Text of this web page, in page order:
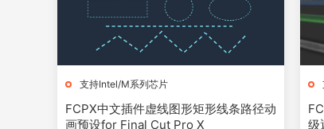
支持Intel/M系列芯片
FCPX中文插件虚线图形矩形线条路径动
画预设for Final Cut Pro X
级